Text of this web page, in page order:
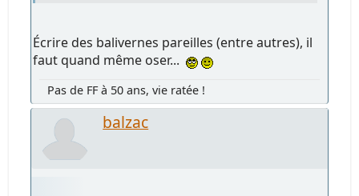
Écrire des balivernes pareilles (entre autres), il
faut quand même oser...
Pas de FF à 50 ans, vie ratée !
balzac